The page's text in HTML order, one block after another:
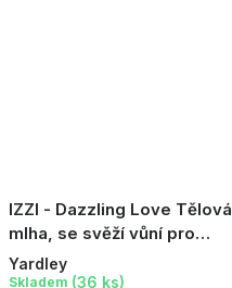
IZZI - Dazzling Love Tělová
mlha, se svěží vůní pro
mladé dívky, 100 ml
Yardley
Skladem (36 ks)